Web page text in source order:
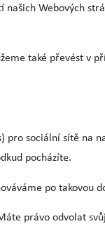
našich Webových
také převést v
pro sociální sítě na
pocházíte.
po
právo odvolat